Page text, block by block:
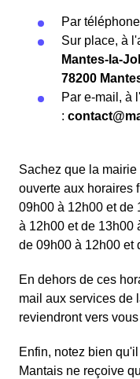
Par
Sur place, à
Mantes-la-
78200
Par e-mail, à
:
Sachez que la
ouverte aux horaires
09h00 à 12h00 et de
à 12h00 et de 13h00
de 09h00 à 12h00 et
En dehors de ces
mail aux services de
reviendront vers
Enfin, notez bien
Mantais ne reçoive